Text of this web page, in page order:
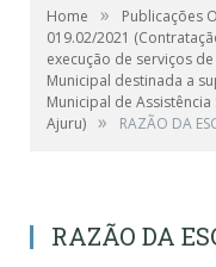
Home » Publicações
019.02/2021
execução de serviços
Municipal destinada a
Municipal de
Ajuru) » RAZÃO DA
RAZÃO DA